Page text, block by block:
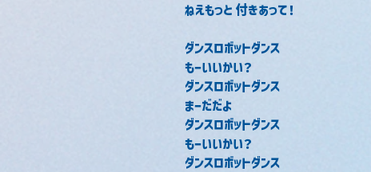
ねえもっと 付きあって！
ダンスロボットダンス
もーいいかい？
ダンスロボットダンス
まーだだよ
ダンスロボットダンス
もーいいかい？
ダンスロボットダンス